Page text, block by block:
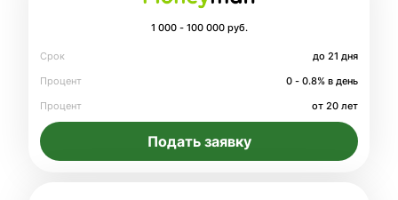
1 000 - 100 000 руб.
Срок
до 21 дня
Процент
0 - 0.8% в день
Процент
от 20 лет
Подать заявку